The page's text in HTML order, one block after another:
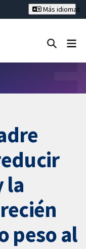
Más idiomas
la
peso al